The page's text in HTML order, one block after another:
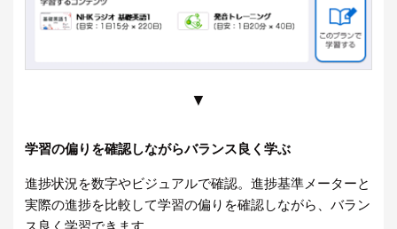
▼
学習の偏りを確認しながらバランス良く学ぶ
進捗状況を数字やビジュアルで確認。進捗基準メーターと
実際の進捗を比較して学習の偏りを確認しながら、バラン
ス良く学習できます。